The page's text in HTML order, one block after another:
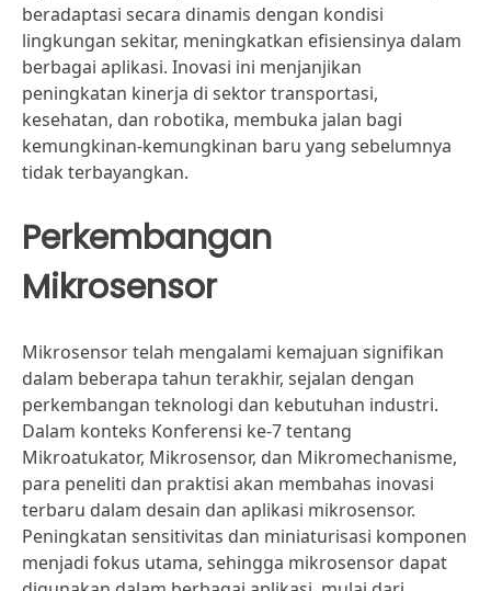
beradaptasi secara dinamis dengan kondisi
lingkungan sekitar, meningkatkan efisiensinya dalam
berbagai aplikasi. Inovasi ini menjanjikan
peningkatan kinerja di sektor transportasi,
kesehatan, dan robotika, membuka jalan bagi
kemungkinan-kemungkinan baru yang sebelumnya
tidak terbayangkan.
Perkembangan
Mikrosensor
Mikrosensor telah mengalami kemajuan signifikan
dalam beberapa tahun terakhir, sejalan dengan
perkembangan teknologi dan kebutuhan industri.
Dalam konteks Konferensi ke-7 tentang
Mikroatukator, Mikrosensor, dan Mikromechanisme,
para peneliti dan praktisi akan membahas inovasi
terbaru dalam desain dan aplikasi mikrosensor.
Peningkatan sensitivitas dan miniaturisasi komponen
menjadi fokus utama, sehingga mikrosensor dapat